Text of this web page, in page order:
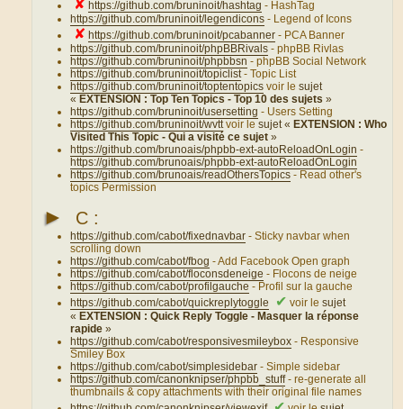
✘ https://github.com/bruninoit/hashtag - HashTag
https://github.com/bruninoit/legendicons - Legend of Icons
✘ https://github.com/bruninoit/pcabanner - PCA Banner
https://github.com/bruninoit/phpBBRivals - phpBB Rivlas
https://github.com/bruninoit/phpbbsn - phpBB Social Network
https://github.com/bruninoit/topiclist- Topic List
https://github.com/bruninoit/toptentopics voir lesujet
« EXTENSION : Top Ten Topics - Top 10 des sujets»
https://github.com/bruninoit/usersetting - Users Setting
https://github.com/bruninoit/wvttvoir lesujet « EXTENSION : Who
Visited This Topic - Qui a visité ce sujet»
https://github.com/brunoais/phpbb-ext-autoReloadOnLogin -
https://github.com/brunoais/phpbb-ext-autoReloadOnLogin
https://github.com/brunoais/readOthersTopics - Read other's
topics Permission
► C :
https://github.com/cabot/fixednavbar - Sticky navbar when
scrolling down
https://github.com/cabot/fbog - Add Facebook Open graph
https://github.com/cabot/floconsdeneige - Flocons de neige
https://github.com/cabot/profilgauche - Profil sur la gauche
https://github.com/cabot/quickreplytoggle
✔ voir lesujet
« EXTENSION : Quick Reply Toggle - Masquer la réponse
rapide»
https://github.com/cabot/responsivesmileybox - Responsive
Smiley Box
https://github.com/cabot/simplesidebar - Simple sidebar
https://github.com/canonknipser/phpbb_stuff- re-generate all
thumbnails & copy attachments with their original file names